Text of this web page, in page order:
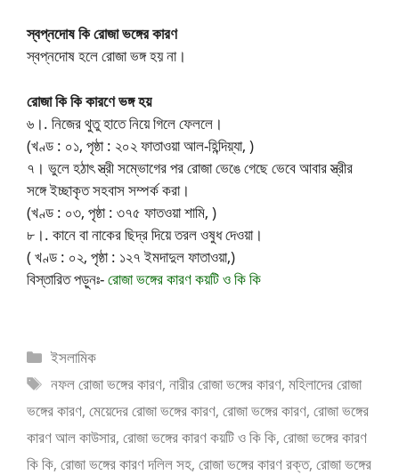
স্বপ্নদোষ কি রোজা ভঙ্গের কারণ
স্বপ্নদোষ হলে রোজা ভঙ্গ হয় না।
রোজা কি কি কারণে ভঙ্গ হয়
৬।. নিজের থুতু হাতে নিয়ে গিলে ফেললে।
(খণ্ড : ০১, পৃষ্ঠা : ২০২ ফাতাওয়া আল-হিন্দিয়্যা, )
৭। ভুলে হঠাৎ স্ত্রী সম্ভোগের পর রোজা ভেঙে গেছে ভেবে আবার স্ত্রীর
সঙ্গে ইচ্ছাকৃত সহবাস সম্পর্ক করা।
(খণ্ড : ০৩, পৃষ্ঠা : ৩৭৫ ফাতওয়া শামি, )
৮।. কানে বা নাকের ছিদ্র দিয়ে তরল ওষুধ দেওয়া।
( খণ্ড : ০২, পৃষ্ঠা : ১২৭ ইমদাদুল ফাতাওয়া,)
বিস্তারিত পড়ুনঃ-রোজা ভঙ্গের কারণ কয়টি ও কি কি
ইসলামিক
নফল রোজা ভঙ্গের কারণ,নারীর রোজা ভঙ্গের কারণ,মহিলাদের রোজা
ভঙ্গের কারণ, মেয়েদের রোজা ভঙ্গের কারণ, রোজা ভঙ্গের কারণ, রোজা ভঙ্গের
কারণ আল কাউসার, রোজা ভঙ্গের কারণ কয়টি ও কি কি, রোজা ভঙ্গের কারণ
কি কি, রোজা ভঙ্গের কারণ দলিল সহ, রোজা ভঙ্গের কারণ রক্ত, রোজা ভঙ্গের